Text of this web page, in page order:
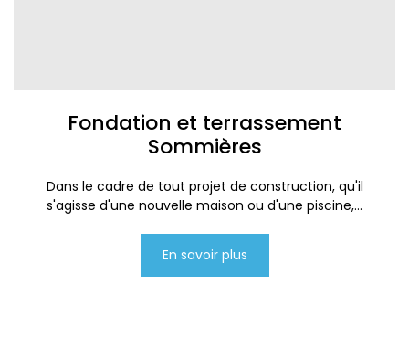
Fondation et terrassement
Sommières
Dans le cadre de tout projet de construction, qu'il
s'agisse d'une nouvelle maison ou d'une piscine,...
En savoir plus